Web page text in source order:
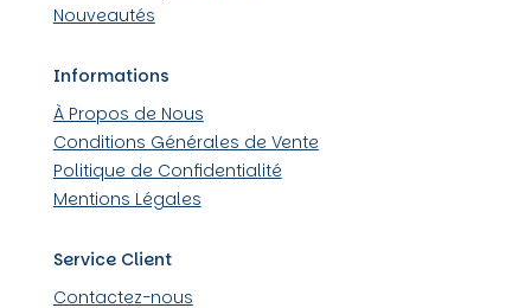
Nouveautés
Informations
À Propos de Nous
Conditions Générales de Vente
Politique de Confidentialité
Mentions Légales
Service Client
Contactez-nous